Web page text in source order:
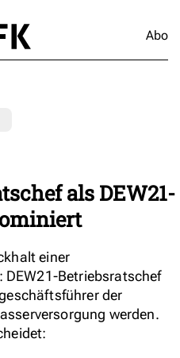
Abo
als DEW21-
einer
Betriebsratschef
der
werden.